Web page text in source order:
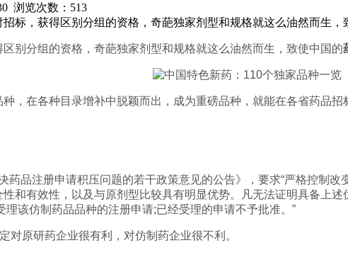
浏览次数： 513
标，获得区别分组的资格，奇葩独家剂型和规格就这么油然而生，
别分组的资格，奇葩独家剂型和规格就这么油然而生，致使中国的
，在各种目录增补中脱颖而出，成为重磅品种，就能在各省药品招
品注册申请积压问题的若干政策意见的公告》，要求“严格控制
和有效性，以及与原剂型比较具有明显优势。凡无法证明具备上
该仿制药品品种的注册申请;已经受理的申请不予批准。”
对原研药企业很有利，对仿制药企业很不利。